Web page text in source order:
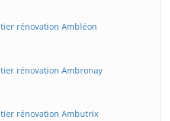
rénovation Ambléon
rénovation Ambronay
rénovation Ambutrix